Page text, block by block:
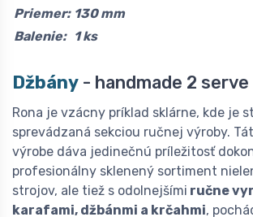
Priemer: 130 mm
Balenie: 1 ks
Džbány - handmade 2 serve
Rona je vzácny príklad sklárne, kde je
sprevádzaná sekciou ručnej výroby.
výrobe dáva jedinečnú príležitosť
profesionálny sklenený sortiment
strojov, ale tiež s odolnejšími ručne
karafami, džbánmi a krčahmi,